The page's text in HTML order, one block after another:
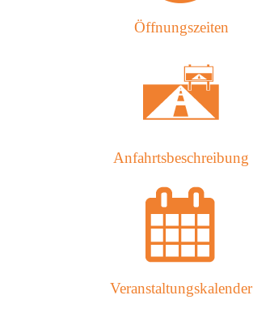
Öffnungszeiten
Anfahrtsbeschreibung
Veranstaltungskalender